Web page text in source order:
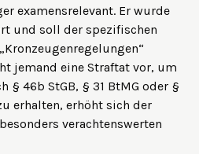
examensrelevant. Er wurde
und soll der spezifischen
jemand eine Straftat vor, um
§ 46b StGB, § 31 BtMG oder §
erhalten, erhöht sich der
verachtenswerten